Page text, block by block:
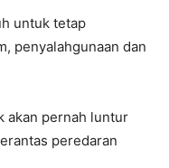
untuk tetap
penyalahgunaan dan
akan pernah luntur
peredaran